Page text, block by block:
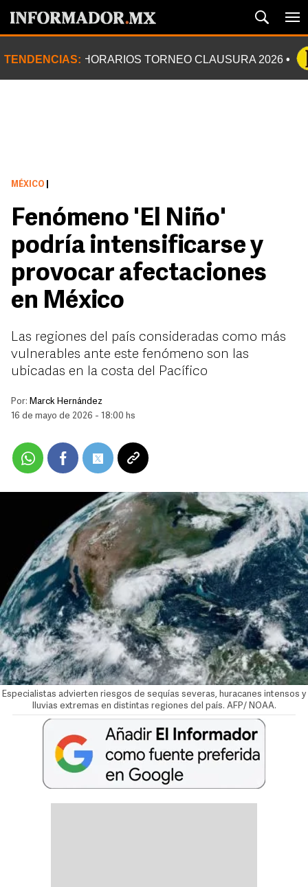
TENDENCIAS: HORARIOS TORNEO CLAUSURA 2026
MÉXICO
Fenómeno 'El Niño'
podría intensificarse y
provocar afectaciones
en México
Las regiones del país consideradas como más
vulnerables ante este fenómeno son las
ubicadas en la costa del Pacífico
Por: Marck Hernández
16 de mayo de 2026 - 18:00 hs
Especialistas advierten riesgos de sequías severas, huracanes intensos y
lluvias extremas en distintas regiones del país. AFP/ NOAA.